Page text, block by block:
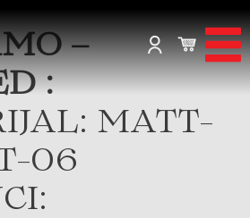
–
:
MATT-
06